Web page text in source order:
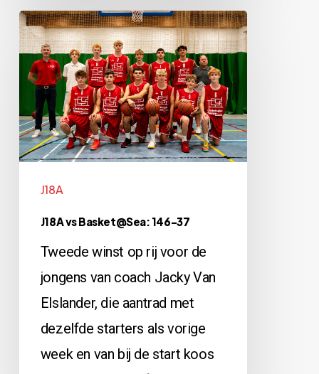
J18A
vs
Basket@Sea:
146-
37
J18A
J18A vs Basket@Sea: 146-37
Tweede winst op rij voor de
jongens van coach Jacky Van
Elslander, die aantrad met
dezelfde starters als vorige
week en van bij de start koos